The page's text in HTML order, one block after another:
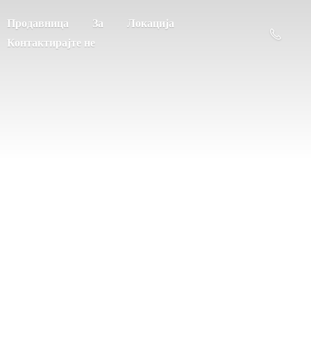
Продавница За
Локација
Контактирајте не